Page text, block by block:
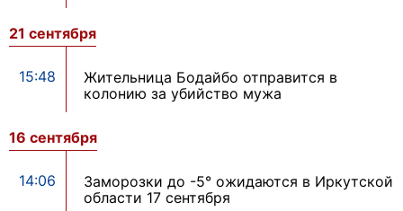
21 сентября
15:48
Жительница Бодайбо отправится в
колонию за убийство мужа
16 сентября
14:06
Заморозки до -5° ожидаются в Иркутской
области 17 сентября